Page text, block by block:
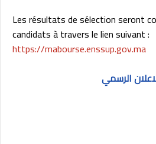
Les résultats de sélection seront
candidats à travers le lien suivant :
https://mabourse.enssup.gov.ma